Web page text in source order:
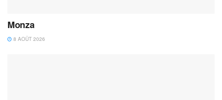
Monza
8 AOÛT 2026